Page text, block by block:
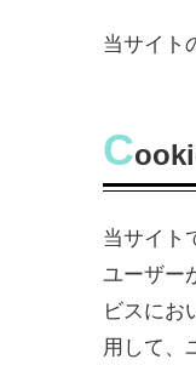
当サイト
C
当サイト
ユーザー
ビスにお
用して、